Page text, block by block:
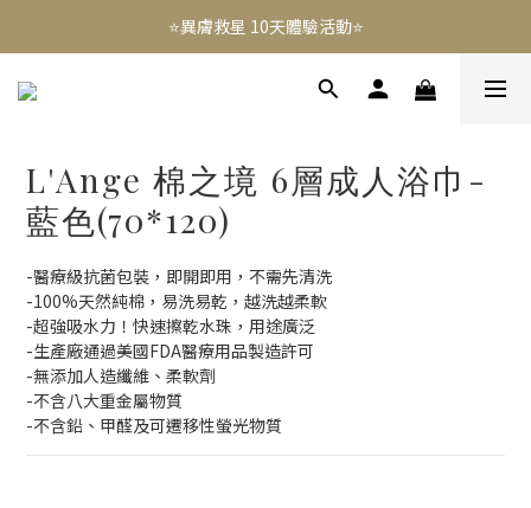
⭐️異膚救星 10天體驗活動⭐️
⭐️異膚救星 10天體驗活動⭐️
註冊禮｜新會員領免運券(首次) 滿千免運費
⭐️異膚救星 10天體驗活動⭐️
L'Ange 棉之境 6層成人浴巾-
藍色(70*120)
-醫療級抗菌包裝，即開即用，不需先清洗
-100%天然純棉，易洗易乾，越洗越柔軟
-超強吸水力！快速擦乾水珠，用途廣泛
-生產廠通過美國FDA醫療用品製造許可
-無添加人造纖維、柔軟劑
-不含八大重金屬物質
-不含鉛、甲醛及可遷移性螢光物質